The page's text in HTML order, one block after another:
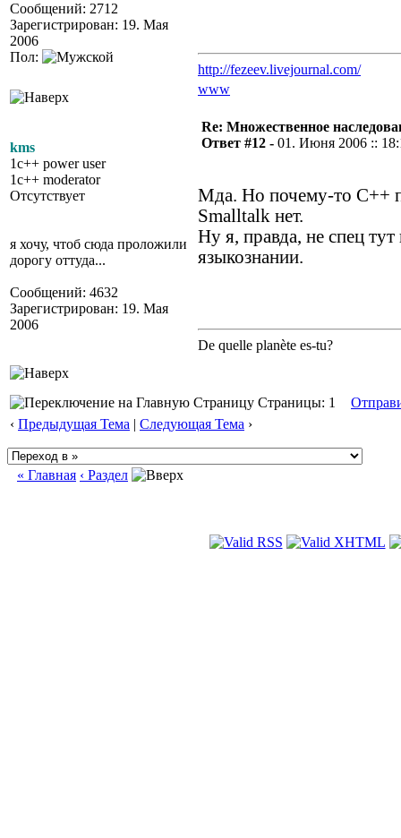
Сообщений: 2712
Зарегистрирован: 19. Мая
2006
Пол:
http://fezeev.livejournal.com/
www
kms
1c++ power user
1c++ moderator
Отсутствует
я хочу, чтоб сюда проложили
дорогу оттуда...
Сообщений: 4632
Зарегистрирован: 19. Мая
2006
Re: Множественное
Ответ #12 - 01. Июня 2006 ::
Мда. Но почему-то С++
Smalltalk нет.
Ну я, правда, не спец тут
языкознании.
De quelle planète es-tu?
Страницы: 1
‹ Предыдущая Тема | Следующая Тема ›
« Главная ‹ Раздел